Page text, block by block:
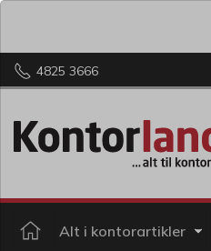
4825 3666
Alt i kontorartikler